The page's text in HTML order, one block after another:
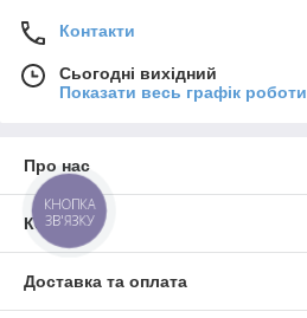
Контакти
Сьогодні вихідний
Показати весь графік роботи
Про нас
Контакти
Доставка та оплата
КНОПКА
ЗВ'ЯЗКУ